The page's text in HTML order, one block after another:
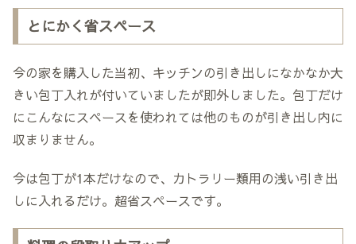
とにかく省スペース
今の家を購入した当初、キッチンの引き出しになかなか大
きい包丁入れが付いていましたが即外しました。包丁だけ
にこんなにスペースを使われては他のものが引き出し内に
収まりません。
今は包丁が1本だけなので、カトラリー類用の浅い引き出
しに入れるだけ。超省スペースです。